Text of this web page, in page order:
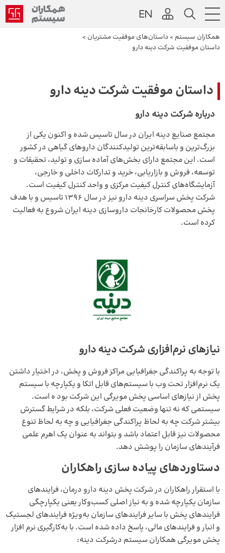
همکاران سیستم > داستان‌های موفقیت مشتریان >
داستان موفقیت شرکت دینه دارو
داستان موفقیت شرکت دینه دارو
درباره شرکت دینه دارو
مجتمع صنایع دینه ایران در سال تاسیس شده و اکنون یکی از
بزرگ‌ترین و باسابقه‌ترین تولیدکنندگان داروهای گیاهی در کشور
است. این مجتمع دارای بخش‌های آماده سازی و تولید، تحقیقات و
توسعه، فروش و بازاریابی، خرید و تدارکات داخلی و خارجی،
آزمایشگاه‌های کنترل کیفیت مرکزی و واحد کنترل کیفیت است.
شرکت پخش سراسری دینه دارو نیز در سال 1396 تاسیس و با هدف
پخش محصولات کارخانجات داروسازی دینه ایران شروع به فعالیت
کرده است.
نیازهای نرم‌افزاری شرکت دینه دارو
با توجه به پراکندگی جغرافیایی مراکز فروش و پخش، در اختیار داشتن
یک نرم‌افزار تحت وب با سیستم‌های قابل اتکا و یکپارچه با سیستم
پخش از نیازهای اساسی پخش مویرگی این شرکت بود ه است.
سیستمی که نه تنها وضعیت فعلی شرکت، بلکه در شرایط گسترش
بیشتر شرکت چه به لحاظ پراکندگی جغرافیایی و چه به لحاظ تنوع
محصولات نیز قابل اعتماد باشد و بتواند به عنوان یک اهرم علمی
فرآیندهای سازمان را پوشش دهد.
دستاوردهای پیاده سازی راهکاران
با استقرار راهکاران در شرکت پخش دینه دارو درمان، فرایندهای
سازمان یکپارچه شده و به نیاز اصلی کسب‌وکار یعنی یکپارچگی
فرایندهای پخش با سایر فرایندهای سازمان به‌ویژه فرایندهای لجستیک
و انبار و فرایندهای مالی، پاسخ داده شده است. با به‌کارگیری نرم افزار
پخش مویرگیهمکاران سیستم درشرکت دینه: